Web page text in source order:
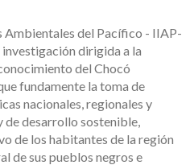
Ambientales del Pacífico - IIAP-
dirigida a la
del Chocó
fundamente la toma de
nacionales, regionales y
de desarrollo sostenible,
de los habitantes de la región
de sus pueblos negros e